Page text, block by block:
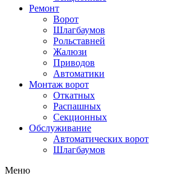
Ремонт
Ворот
Шлагбаумов
Рольставней
Жалюзи
Приводов
Автоматики
Монтаж ворот
Откатных
Распашных
Секционных
Обслуживание
Автоматических ворот
Шлагбаумов
Меню